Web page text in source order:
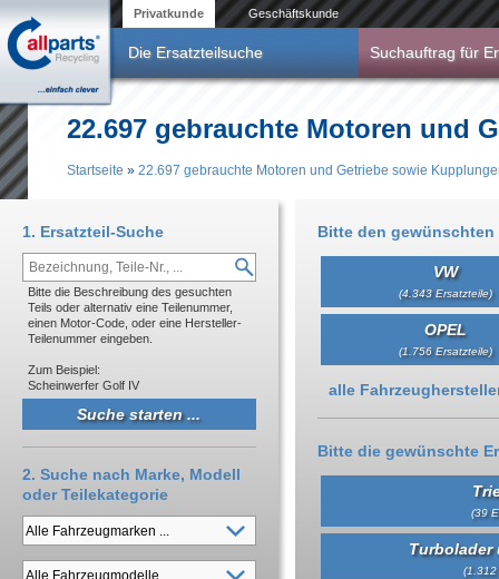
Privatkunde Geschäftskunde
Die Ersatzteilsuche Suchauftrag für
22.697 gebrauchte Motoren und
Startseite » 22.697 gebrauchte Motoren und Getriebe sowie
Bitte den gewünschten
VW
(4.343 Ersatzteile)
OPEL
(1.756 Ersatzteile)
Anzeigen
alle
Bitte die gewünschte
(39
(1.312
1. Ersatzteil-Suche
Bitte die Beschreibung des gesuchten
Teils oder alternativ eine Teilenummer,
einen Motor-Code, oder eine Hersteller-
Teilenummer eingeben.
Zum Beispiel:
Scheinwerfer Golf IV
2. Suche nach Marke, Modell
oder Teilekategorie